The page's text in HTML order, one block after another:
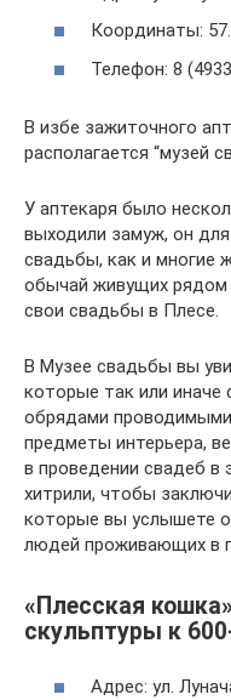
Координаты:
Телефон: 8
В избе зажиточного
располагается “музей
У аптекаря было
выходили замуж, он
свадьбы, как и многие
обычай живущих
свои свадьбы в Плесе.
В Музее свадьбы вы
которые так или
обрядами
предметы интерьера,
в проведении свадеб в
хитрили, чтобы
которые вы услышете
людей проживающих в
«Плесская
скульптуры к
Адрес: ул.